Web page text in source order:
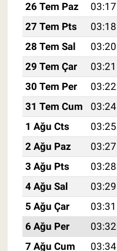
26 Tem Paz
03:17
27 Tem Pts
03:18
28 Tem Sal
03:20
29 Tem Çar
03:21
30 Tem Per
03:22
31 Tem Cum
03:24
1 Ağu Cts
03:25
2 Ağu Paz
03:27
3 Ağu Pts
03:28
4 Ağu Sal
03:29
5 Ağu Çar
03:31
6 Ağu Per
03:32
7 Ağu Cum
03:34